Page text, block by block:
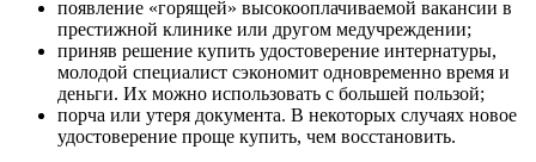
появление «горящей» высокооплачиваемой вакансии в
престижной клинике или другом медучреждении;
приняв решение купить удостоверение интернатуры,
молодой специалист сэкономит одновременно время и
деньги. Их можно использовать с большей пользой;
порча или утеря документа. В некоторых случаях новое
удостоверение проще купить, чем восстановить.